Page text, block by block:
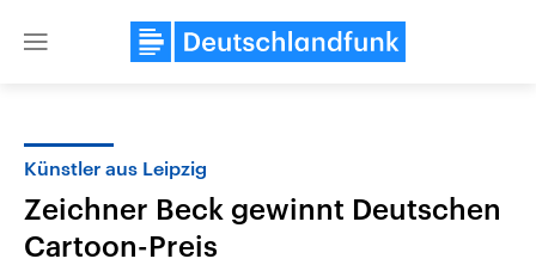
Close
Künstler aus Leipzig
Zeichner Beck gewinnt Deutschen
Cartoon-Preis